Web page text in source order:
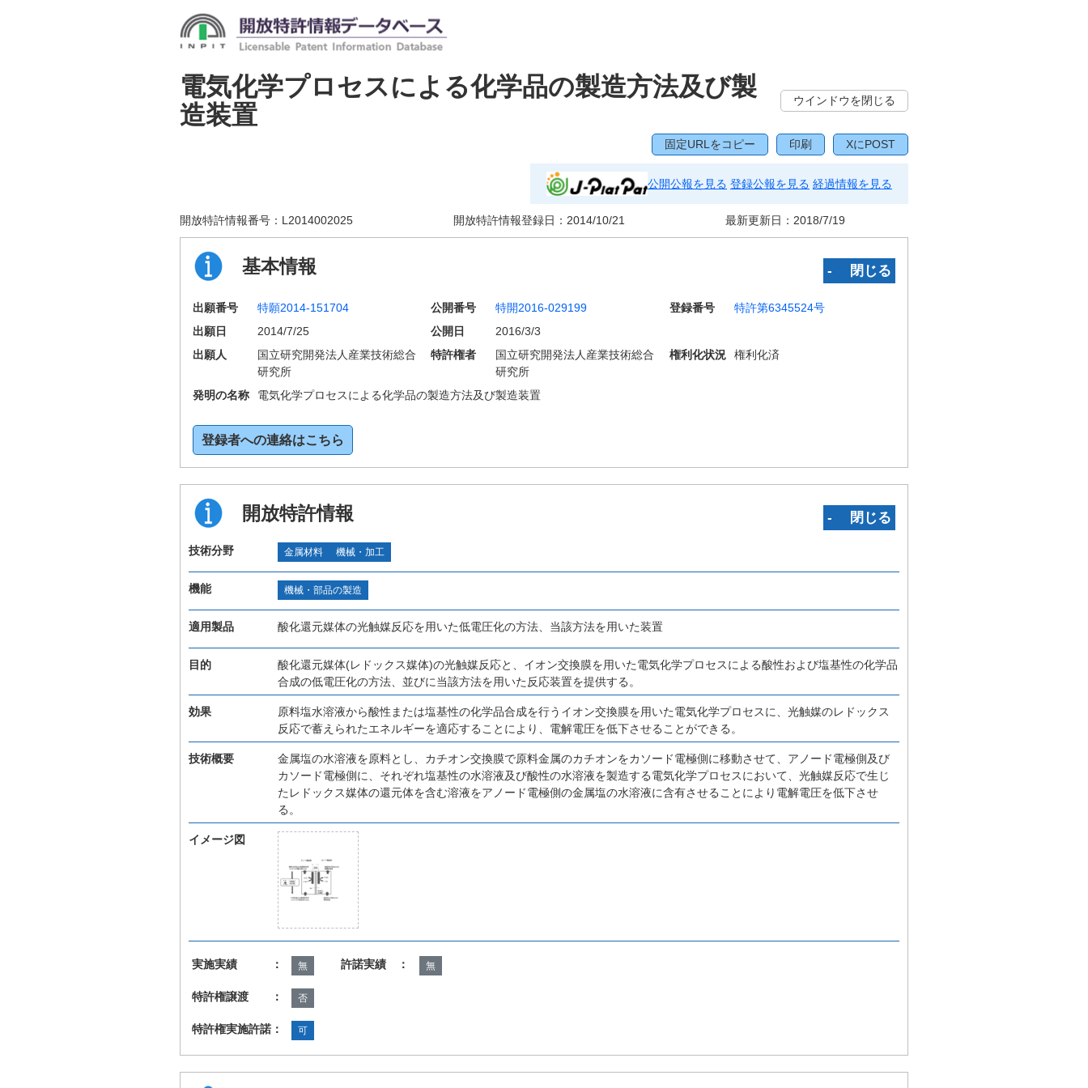
電気化学プロセスによる化学品の製造方法及び製
造装置
ウインドウを閉じる
固定URLをコピー 印刷 XにPOST
公開公報を見る 登録公報を見る 経過情報を見る
開放特許情報番号： L2014002025 開放特許情報登録日： 2014/10/21 最新更新日： 2018/7/19
基本情報 ‐ 閉じる
出願番号 特願2014-151704 公開番号 特開2016-029199 登録番号
特許第6345524号
出願日
2014/7/25 公開日
2016/3/3
出願人
国立研究開発法人産業技術総合
研究所
特許権者
国立研究開発法人産業技術総合
研究所
権利化状況 権利化済
発明の名称 電気化学プロセスによる化学品の製造方法及び製造装置
登録者への連絡はこちら
開放特許情報 ‐ 閉じる
技術分野 金属材料 機械・加工
機能 機械・部品の製造
適用製品 酸化還元媒体の光触媒反応を用いた低電圧化の方法、当該方法を用いた装置
目的
酸化還元媒体(レドックス媒体)の光触媒反応と、イオン交換膜を用いた電気化学プロセスによる酸性および塩基性の化学品
合成の低電圧化の方法、並びに当該方法を用いた反応装置を提供する。
効果
原料塩水溶液から酸性または塩基性の化学品合成を行うイオン交換膜を用いた電気化学プロセスに、光触媒のレドックス
反応で蓄えられたエネルギーを適応することにより、電解電圧を低下させることができる。
技術概要
金属塩の水溶液を原料とし、カチオン交換膜で原料金属のカチオンをカソード電極側に移動させて、アノード電極側及び
カソード電極側に、それぞれ塩基性の水溶液及び酸性の水溶液を製造する電気化学プロセスにおいて、光触媒反応で生じ
たレドックス媒体の還元体を含む溶液をアノード電極側の金属塩の水溶液に含有させることにより電解電圧を低下させ
る。
イメージ図
実施実績 ： 無 許諾実績 ： 無
特許権譲渡 ： 否
特許権実施許諾： 可